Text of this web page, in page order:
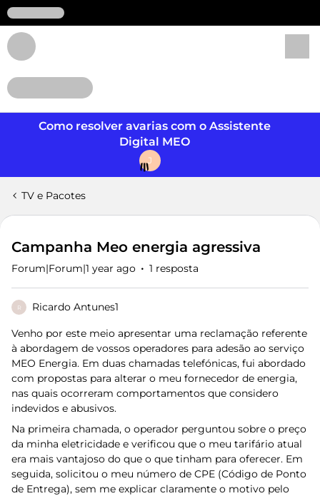
Como resolver avarias com o Assistente
Digital MEO
J
TV e Pacotes
Campanha Meo energia agressiva
Forum|Forum|1 year ago 1 resposta
R Ricardo Antunes1
Venho por este meio apresentar uma reclamação referente
à abordagem de vossos operadores para adesão ao serviço
MEO Energia. Em duas chamadas telefónicas, fui abordado
com propostas para alterar o meu fornecedor de energia,
nas quais ocorreram comportamentos que considero
indevidos e abusivos.
Na primeira chamada, o operador perguntou sobre o preço
da minha eletricidade e verificou que o meu tarifário atual
era mais vantajoso do que o que tinham para oferecer. Em
seguida, solicitou o meu número de CPE (Código de Ponto
de Entrega), sem me explicar claramente o motivo pelo